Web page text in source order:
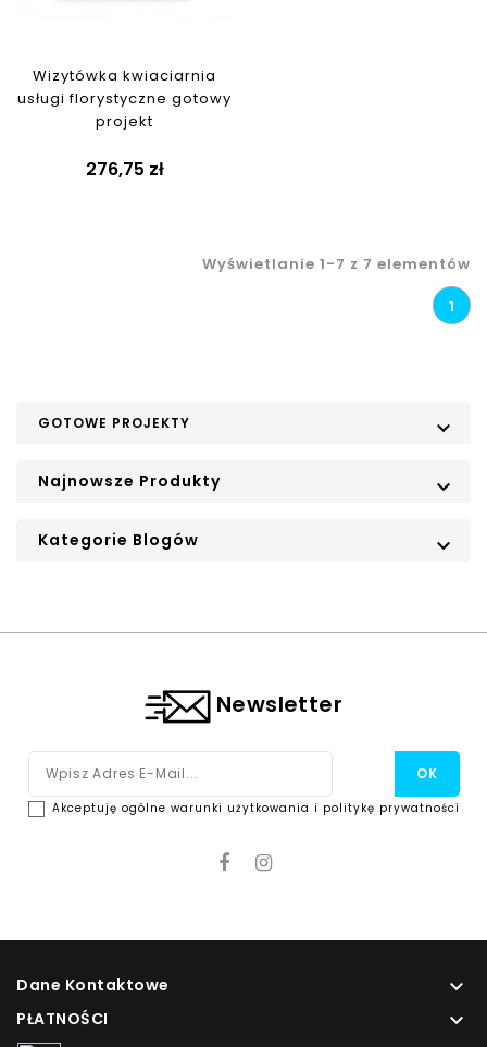
Wizytówka kwiaciarnia
usługi florystyczne gotowy
projekt
276,75 zł
Wyświetlanie 1-7 z 7 elementów
1
GOTOWE PROJEKTY 
Najnowsze Produkty 
Kategorie Blogów 
Newsletter
Akceptuję ogólne warunki użytkowania i politykę prywatności
Dane Kontaktowe 
PŁATNOŚCI 